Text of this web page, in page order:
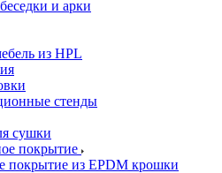
и арки
из HPL
стенды
сушки
покрытие
покрытие из EPDM крошки